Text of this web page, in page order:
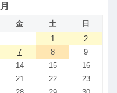
金 土
日
1
2
7 8
9
14 15
16
21 22
23